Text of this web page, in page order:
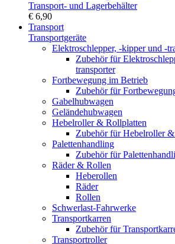
Transport- und Lagerbehälter
€ 6,90
Transport
Transportgeräte
Elektroschlepper, -kipper und -
Zubehör für
transporter
Fortbewegung im Betrieb
Zubehör für
Gabelhubwagen
Geländehubwagen
Hebelroller & Rollplatten
Zubehör für Hebelroller
Palettenhandling
Zubehör für
Räder & Rollen
Heberollen
Räder
Rollen
Schwerlast-Fahrwerke
Transportkarren
Zubehör für
Transportroller